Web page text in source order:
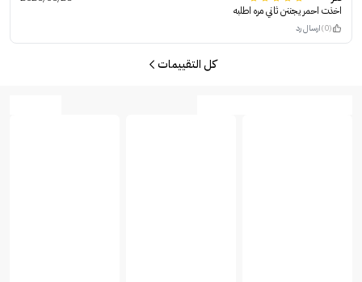
اخذت احمر يجننن ثاني مره اطلبه
(0) ارسال رد
كل التقييمات